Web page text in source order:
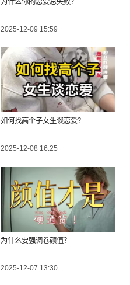
为什么你的恋爱总失败？
2025-12-09 15:59
如何找高个子女生谈恋爱？
2025-12-08 16:25
为什么要强调卷颜值？
2025-12-07 13:30